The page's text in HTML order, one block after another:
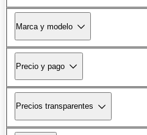
Marca y modelo
Precio y pago
Precios transparentes